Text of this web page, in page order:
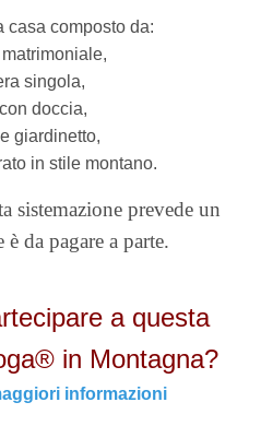
casa composto da:
singola,
doccia,
giardinetto,
in stile montano.
sistemazione prevede un
da pagare a parte.
a questa
in Montagna?
informazioni